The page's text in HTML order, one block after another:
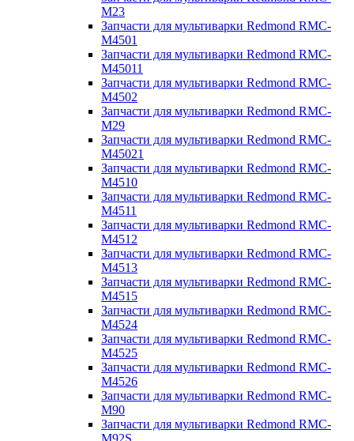
M23
Запчасти для мультиварки Redmond RMC-
M4501
Запчасти для мультиварки Redmond RMC-
M45011
Запчасти для мультиварки Redmond RMC-
M4502
Запчасти для мультиварки Redmond RMC-
M29
Запчасти для мультиварки Redmond RMC-
M45021
Запчасти для мультиварки Redmond RMC-
M4510
Запчасти для мультиварки Redmond RMC-
M4511
Запчасти для мультиварки Redmond RMC-
M4512
Запчасти для мультиварки Redmond RMC-
M4513
Запчасти для мультиварки Redmond RMC-
M4515
Запчасти для мультиварки Redmond RMC-
M4524
Запчасти для мультиварки Redmond RMC-
M4525
Запчасти для мультиварки Redmond RMC-
M4526
Запчасти для мультиварки Redmond RMC-
M90
Запчасти для мультиварки Redmond RMC-
M92S